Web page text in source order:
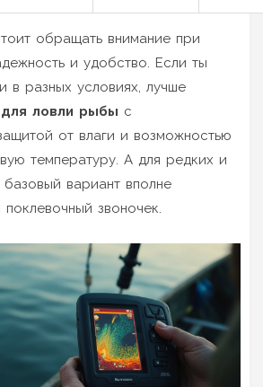
обращать внимание при
и удобство. Если ты
в разных условиях, лучше
ловли рыбы с
от влаги и возможностью
температуру. А для редких и
вариант вполне
звоночек.